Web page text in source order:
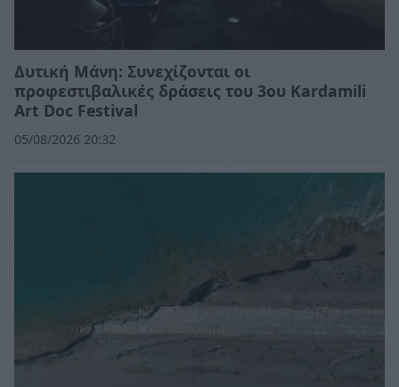
Δυτική Μάνη: Συνεχίζονται οι
προφεστιβαλικές δράσεις του 3ου Kardamili
Art Doc Festival
05/08/2026 20:32